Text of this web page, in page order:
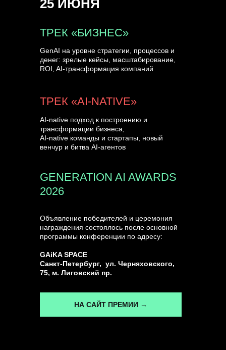
Объявление победителей и церемония
награждения состоялось после основной
программы конференции по адресу:
GAiKA SPACE
Санкт-Петербург, ул. Черняховского,
75, м. Лиговский пр.
ТРЕК «БИЗНЕС»
GENERATION AI AWARDS
2026
GenAI на уровне стратегии, процессов и
денег: зрелые кейсы, масштабирование,
ROI, AI-трансформация компаний
AI-native подход к построению и
трансформации бизнеса,
AI-native команды и стартапы, новый
венчур и битва AI-агентов
ТРЕК «AI-NATIVE»
25 ИЮНЯ
НА САЙТ ПРЕМИИ →
УЗНАТЬ БОЛЬШЕ
ГЕНЕРАЛЬНЫЙ ИНФОПАРТНЕР
CONVERSATIONS